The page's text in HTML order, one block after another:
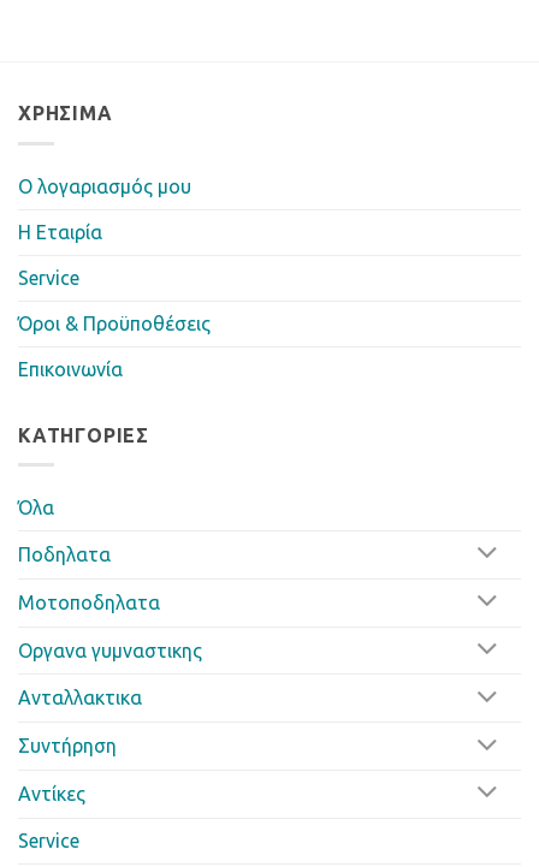
ΧΡΉΣΙΜΑ
Ο λογαριασμός μου
Η Eταιρία
Service
Όροι & Προϋποθέσεις
Επικοινωνία
ΚΑΤΗΓΟΡΊΕΣ
Όλα
Ποδηλατα
Μοτοποδηλατα
Οργανα γυμναστικης
Ανταλλακτικα
Συντήρηση
Αντίκες
Service